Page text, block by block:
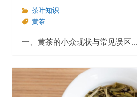
茶叶知识
黄茶
一、黄茶的小众现状与常见误区...